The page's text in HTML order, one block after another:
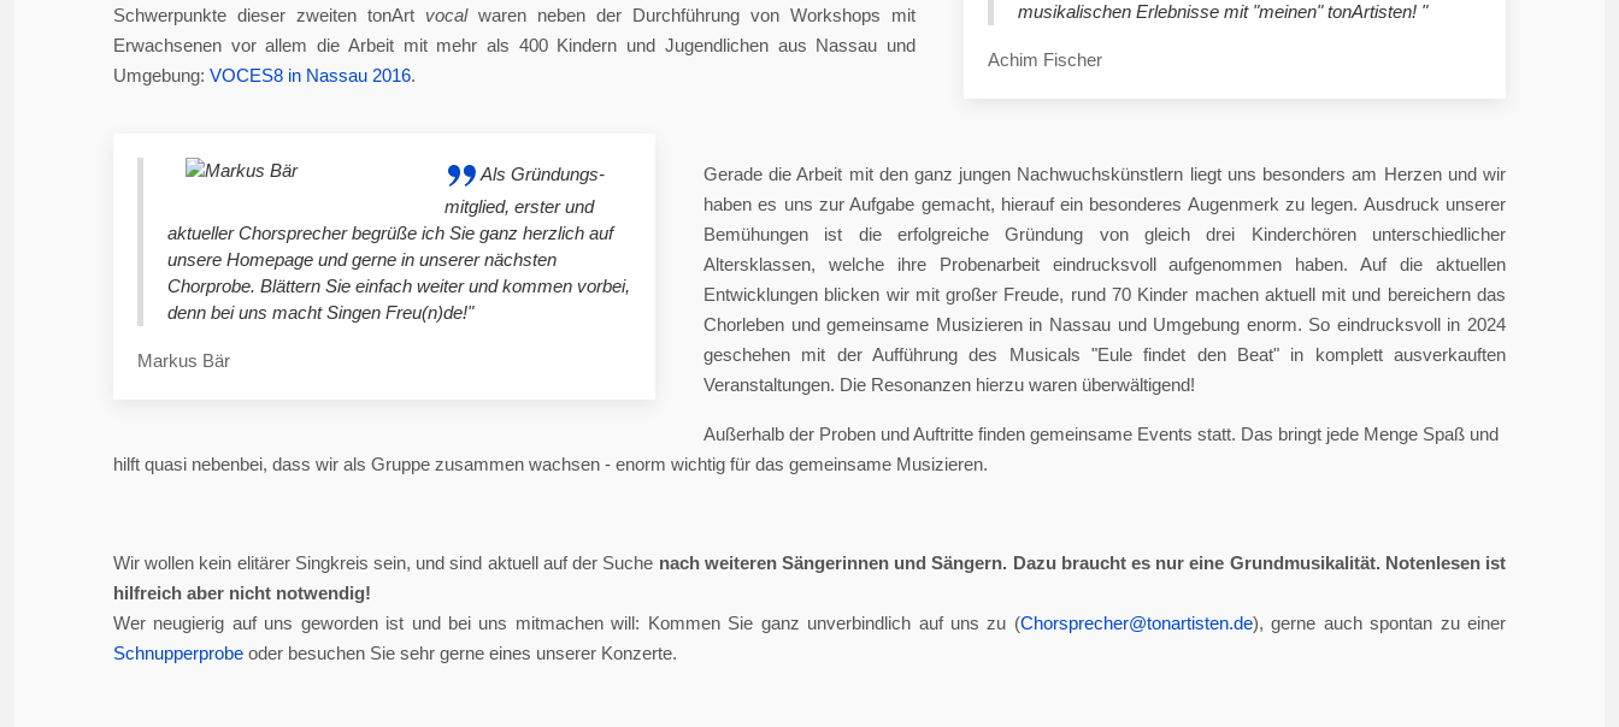
musikalischen Erlebnisse mit "meinen" tonArtisten! "
Achim Fischer
Schwerpunkte dieser zweiten tonArt vocalwaren neben der Durchführung von Workshops mit
Erwachsenen vor allem die Arbeit mit mehr als 400 Kindern und Jugendlichen aus Nassau und
Umgebung: VOCES8 in Nassau 2016.
Als Gründungs-
mitglied, erster und
aktueller Chorsprecher begrüße ich Sie ganz herzlich auf
unsere Homepage und gerne in unserer nächsten
Chorprobe. Blättern Sie einfach weiter und kommen vorbei,
denn bei uns macht Singen Freu(n)de!"
Markus Bär
Gerade die Arbeit mit den ganz jungen Nachwuchskünstlern liegt uns besonders am Herzen und wir
haben es uns zur Aufgabe gemacht, hierauf ein besonderes Augenmerk zu legen. Ausdruck unserer
Bemühungen ist die erfolgreiche Gründung von gleich drei Kinderchören unterschiedlicher
Altersklassen, welche ihre Probenarbeit eindrucksvoll aufgenommen haben. Auf die aktuellen
Entwicklungen blicken wir mit großer Freude, rund 70 Kinder machen aktuell mit und bereichern das
Chorleben und gemeinsame Musizieren in Nassau und Umgebung enorm. So eindrucksvoll in 2024
geschehen mit der Aufführung des Musicals "Eule findet den Beat" in komplett ausverkauften
Veranstaltungen. Die Resonanzen hierzu waren überwältigend!
Außerhalb der Proben und Auftritte finden gemeinsame Events statt. Das bringt jede Menge Spaß und
hilft quasi nebenbei, dass wir als Gruppe zusammen wachsen - enorm wichtig für das gemeinsame Musizieren.
Wir wollen kein elitärer Singkreis sein, und sind aktuell auf der Suche nach weiteren Sängerinnen und Sängern. Dazu braucht es nur eine Grundmusikalität. Notenlesen ist
hilfreich aber nicht notwendig!
Wer neugierig auf uns geworden ist und bei uns mitmachen will: Kommen Sie ganz unverbindlich auf uns zu (Chorsprecher@tonartisten.de), gerne auch spontan zu einer
Schnupperprobe oder besuchen Sie sehr gerne eines unserer Konzerte.